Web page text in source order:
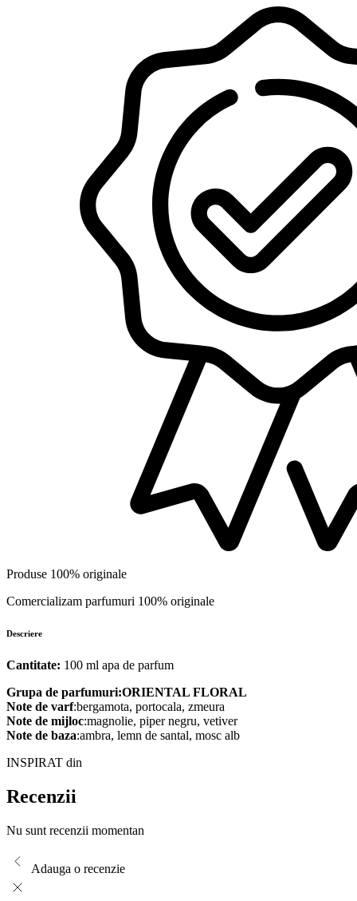
Produse 100% originale
Comercializam parfumuri 100% originale
Descriere
Cantitate: 100 ml apa de parfum
Grupa de parfumuri:ORIENTAL FLORAL
Note de varf:bergamota, portocala, zmeura
Note de mijloc:magnolie, piper negru, vetiver
Note de baza:ambra, lemn de santal, mosc alb
INSPIRAT din
Recenzii
Nu sunt recenzii momentan
Adauga o recenzie